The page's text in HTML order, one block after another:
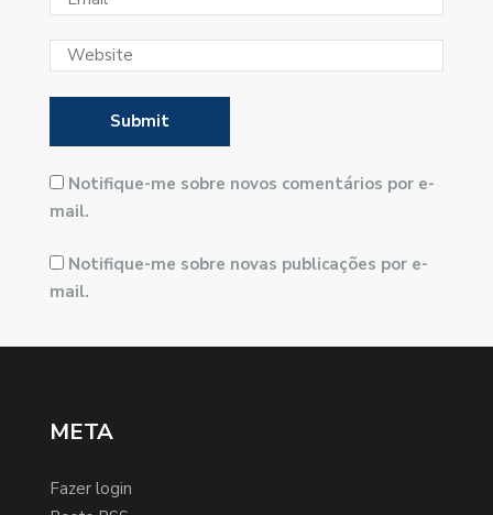
Notifique-me sobre novos comentários por e-
mail.
Notifique-me sobre novas publicações por e-
mail.
META
Fazer login